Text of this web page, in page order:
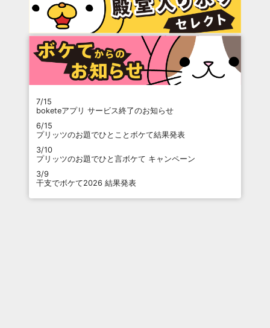
7/15
boketeアプリ サービス終了のお知らせ
6/15
プリッツのお題でひとことボケて結果発表
3/10
プリッツのお題でひと言ボケて キャンペーン
3/9
干支でボケて2026 結果発表